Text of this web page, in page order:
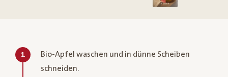
1
Bio-Apfel waschen und in dünne Scheiben
schneiden.